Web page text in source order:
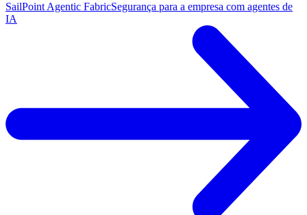
SailPoint Agentic FabricSegurança para a empresa com agentes de
IA